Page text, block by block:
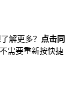
解更多？ 点击同
需要重新按快捷